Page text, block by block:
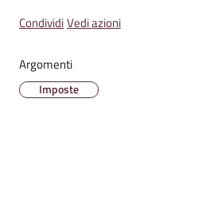
Amministrazione
Tutti
gli
CondividiVedi azioni
Argomenti
Imposte